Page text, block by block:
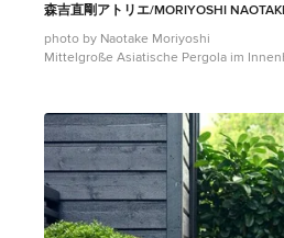
森吉直剛アトリエ/MORIYOSHI
photo by Naotake Moriyoshi
Mittelgroße Asiatische Pergola im